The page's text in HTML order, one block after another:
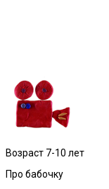
Возраст 7-10 лет
Про бабочку